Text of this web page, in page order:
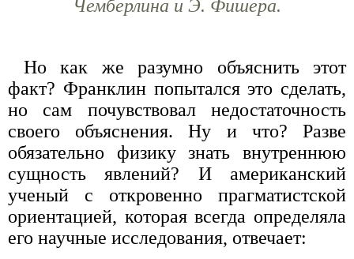
Чемберлина и Э. Фишера.
Но как же разумно объяснить этот
факт? Франклин попытался это сделать,
но сам почувствовал недостаточность
своего объяснения. Ну и что? Разве
обязательно физику знать внутреннюю
сущность явлений? И американский
ученый с откровенно прагматистской
ориентацией, которая всегда определяла
его научные исследования, отвечает: